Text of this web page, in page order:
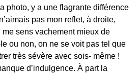
photo, y a une flagrante différence
pas mon reflet, à droite,
sens vachement mieux de
ou non, on ne se voit pas tel que
très sévère avec sois- même !
d’indulgence. À part la